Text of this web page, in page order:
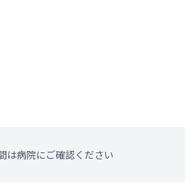
は病院にご確認ください